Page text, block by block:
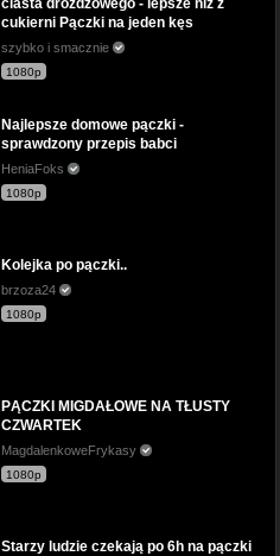
ciasta drożdżowego - lepsze niż z
cukierni Pączki na jeden kęs
szybko i smacznie
1080p
Najlepsze domowe pączki -
sprawdzony przepis babci
HeniaFoks
1080p
Kolejka po pączki..
brzoza24
1080p
PĄCZKI MIGDAŁOWE NA TŁUSTY
CZWARTEK
MagdalenkoweFrykasy
1080p
Starzy ludzie czekają po 6h na pączki